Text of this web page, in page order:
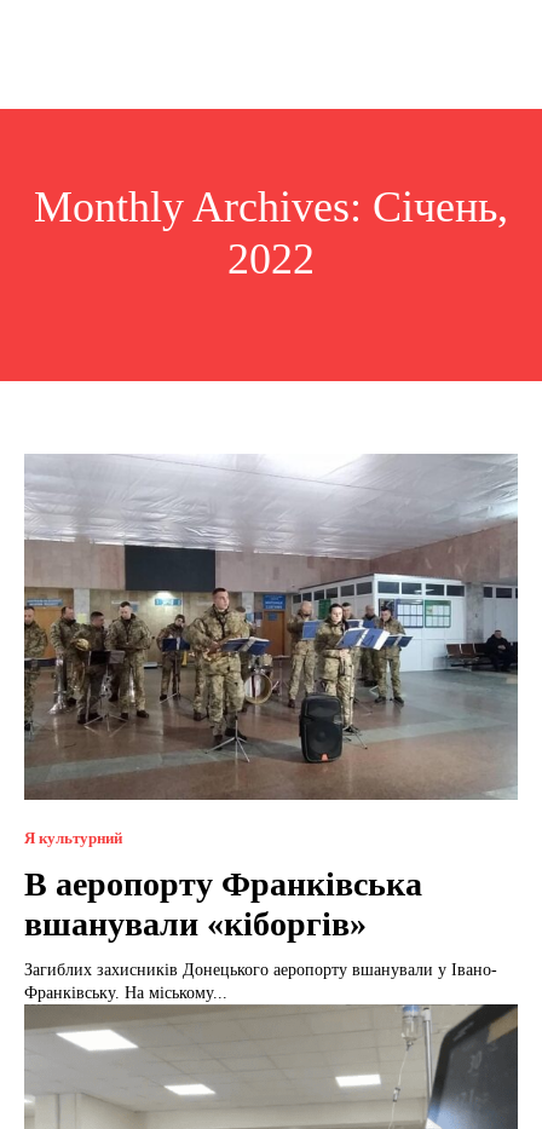
Monthly Archives: Січень,
2022
Я культурний
В аеропорту Франківська
вшанували «кіборгів»
Загиблих захисників Донецького аеропорту вшанували у Івано-
Франківську. На міському...